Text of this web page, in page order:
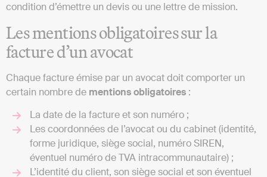
condition d’émettre un devis ou une lettre de mission.
Les mentions obligatoires sur la
facture d’un avocat
Chaque facture émise par un avocat doit comporter un
certain nombre de mentions obligatoires :
La date de la facture et son numéro ;
Les coordonnées de l’avocat ou du cabinet (identité,
forme juridique, siège social, numéro SIREN,
éventuel numéro de TVA intracommunautaire) ;
L’identité du client, son siège social et son éventuel